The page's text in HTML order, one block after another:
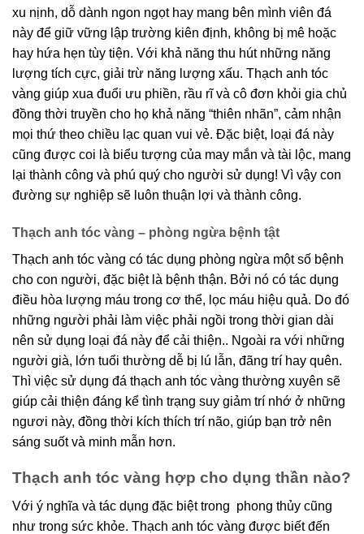
xu nịnh, dỗ dành ngon ngọt hay mang bên mình viên đá
này để giữ vững lập trường kiên định, không bị mê hoặc
hay hứa hẹn tùy tiện. Với khả năng thu hút những năng
lượng tích cực, giải trừ năng lượng xấu. Thạch anh tóc
vàng giúp xua đuổi ưu phiền, rầu rĩ và cô đơn khỏi gia chủ
đồng thời truyền cho họ khả năng “thiên nhãn”, cảm nhận
mọi thứ theo chiều lạc quan vui vẻ. Đặc biệt, loại đá này
cũng được coi là biểu tượng của may mắn và tài lộc, mang
lại thành công và phú quý cho người sử dụng! Vì vậy con
đường sự nghiệp sẽ luôn thuận lợi và thành công.
Thạch anh tóc vàng – phòng ngừa bệnh tật
Thạch anh tóc vàng có tác dụng phòng ngừa một số bệnh
cho con người, đặc biệt là bệnh thận. Bởi nó có tác dụng
điều hòa lượng máu trong cơ thể, lọc máu hiệu quả. Do đó
những người phải làm việc phải ngồi trong thời gian dài
nên sử dụng loại đá này để cải thiện.. Ngoài ra với những
người già, lớn tuổi thường dễ bị lú lẫn, đãng trí hay quên.
Thì việc sử dụng đá thạch anh tóc vàng thường xuyên sẽ
giúp cải thiện đáng kể tình trạng suy giảm trí nhớ ở những
ngươi này, đồng thời kích thích trí não, giúp bạn trở nên
sáng suốt và minh mẫn hơn.
Thạch anh tóc vàng hợp cho dụng thần nào?
Với ý nghĩa và tác dụng đặc biệt trong phong thủy cũng
như trong sức khỏe. Thạch anh tóc vàng được biết đến